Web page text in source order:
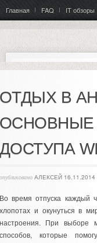
Главная FAQ IT обзоры
В
АЛЕКСЕЙ 16.11.2014
время отпуска каждый
и окунуться в
При выборе
которые